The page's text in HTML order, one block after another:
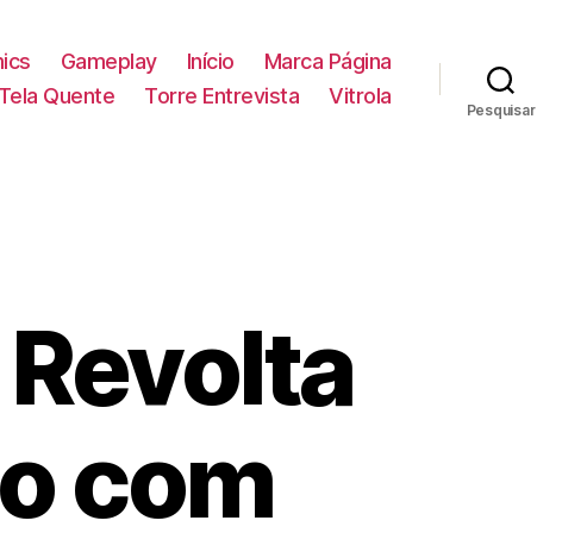
Gameplay Início
Marca Página
Tela Quente Torre Entrevista Vitrola
Pesquisar
com